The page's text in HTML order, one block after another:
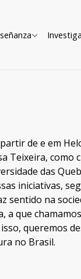
de e em
Teixeira, como
das
iniciativas,
sentido na
que
queremos
no Brasil.